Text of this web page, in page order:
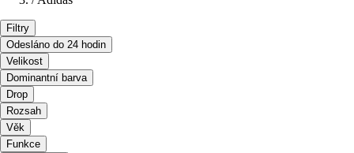
Filtry
Odesláno do 24 hodin
Velikost
Dominantní barva
Drop
Rozsah
Věk
Funkce